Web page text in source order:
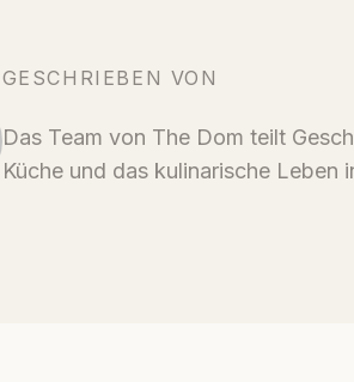
GESCHRIEBEN VON
Das Team von The Dom teilt
Küche und das kulinarische Leben